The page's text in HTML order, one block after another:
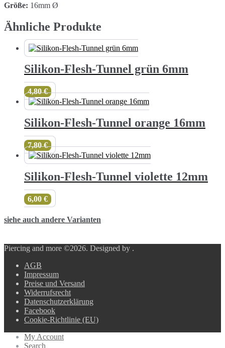
Größe: 16mm Ø
Ähnliche Produkte
Silikon-Flesh-Tunnel grün 6mm
4,80€
Silikon-Flesh-Tunnel orange 16mm
7,80€
Silikon-Flesh-Tunnel violette 12mm
6,00 €
siehe auch andere Varianten
Piercing and more ©2026. Designed by .
AGB
Impressum
Preise und Versand
Widerrufsrecht
Datenschutzerklärung
Facebook
Cookie-Richtlinie (EU)
My Account
Search